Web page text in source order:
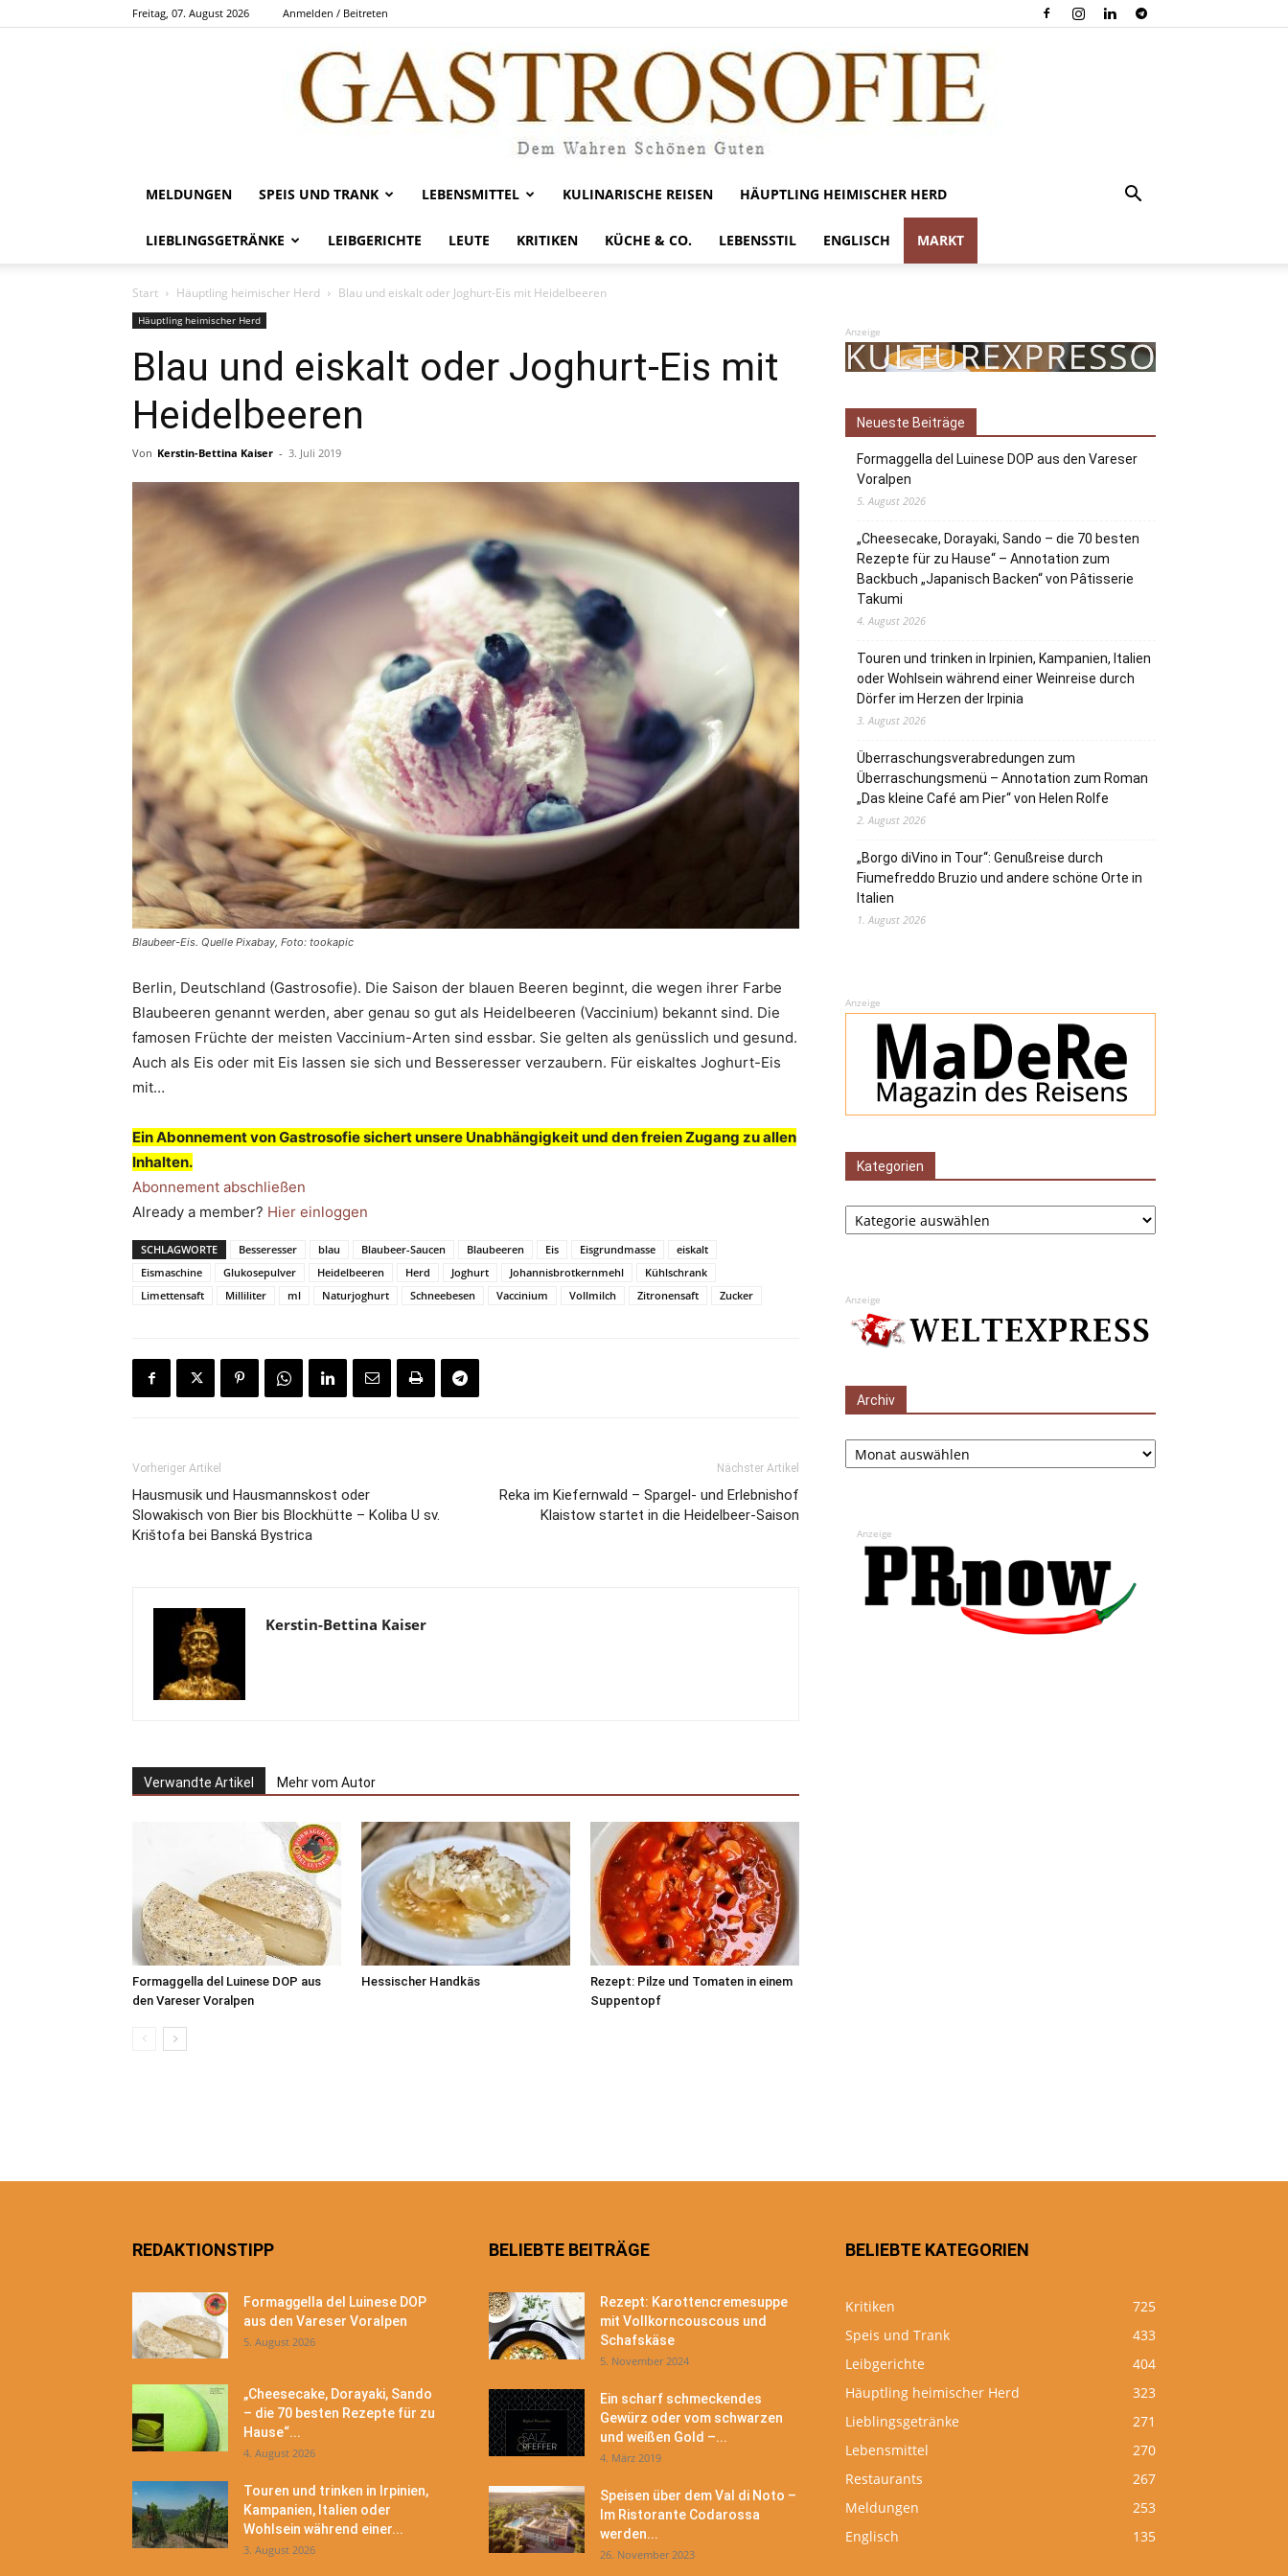
Freitag, 07. August 2026 Anmelden / Beitreten
Gastrosofie
MELDUNGEN SPEIS UND TRANK LEBENSMITTEL KULINARISCHE REISEN HÄUPTLING HEIMISCHER HERD
LIEBLINGSGETRÄNKE LEIBGERICHTE LEUTE KRITIKEN KÜCHE & CO. LEBENSSTIL ENGLISCH MARKT
Start Häuptling heimischer Herd Blau und eiskalt oder Joghurt-Eis mit Heidelbeeren
Häuptling heimischer Herd
Blau und eiskalt oder Joghurt-Eis mit
Heidelbeeren
Von Kerstin-Bettina Kaiser - 3. Juli 2019
Blaubeer-Eis. Quelle Pixabay, Foto: tookapic
Berlin, Deutschland (Gastrosofie). Die Saison der blauen Beeren beginnt, die wegen ihrer Farbe
Blaubeeren genannt werden, aber genau so gut als Heidelbeeren (Vaccinium) bekannt sind. Die
famosen Früchte der meisten Vaccinium-Arten sind essbar. Sie gelten als genüsslich und gesund.
Auch als Eis oder mit Eis lassen sie sich und Besseresser verzaubern. Für eiskaltes Joghurt-Eis
mit…
Ein Abonnement von Gastrosofie sichert unsere Unabhängigkeit und den freien Zugang zu allen
Inhalten.
Abonnement abschließen
Already a member? Hier einloggen
SCHLAGWORTE Besseresser blau Blaubeer-Saucen Blaubeeren Eis Eisgrundmasse
eiskalt
Eismaschine
Glukosepulver Heidelbeeren Herd Joghurt Johannisbrotkernmehl
Kühlschrank
Limettensaft
Milliliter ml Naturjoghurt Schneebesen Vaccinium Vollmilch Zitronensaft Zucker
Vorheriger Artikel
Hausmusik und Hausmannskost oder
Slowakisch von Bier bis Blockhütte – Koliba U sv.
Krištofa bei Banská Bystrica
Nächster Artikel
Reka im Kiefernwald – Spargel- und Erlebnishof
Klaistow startet in die Heidelbeer-Saison
Kerstin-Bettina Kaiser
Verwandte Artikel Mehr vom Autor
Formaggella del Luinese DOP aus
den Vareser Voralpen
Hessischer Handkäs
Rezept: Pilze und Tomaten in einem
Suppentopf
Anzeige
Neueste Beiträge
Formaggella del Luinese DOP aus den Vareser
Voralpen
5. August 2026
„Cheesecake, Dorayaki, Sando – die 70 besten
Rezepte für zu Hause“ – Annotation zum
Backbuch „Japanisch Backen“ von Pâtisserie
Takumi
4. August 2026
Touren und trinken in Irpinien, Kampanien, Italien
oder Wohlsein während einer Weinreise durch
Dörfer im Herzen der Irpinia
3. August 2026
Überraschungsverabredungen zum
Überraschungsmenü – Annotation zum Roman
„Das kleine Café am Pier“ von Helen Rolfe
2. August 2026
„Borgo diVino in Tour“: Genußreise durch
Fiumefreddo Bruzio und andere schöne Orte in
Italien
1. August 2026
Anzeige
Kategorien
Kategorien
Anzeige
Archiv
Archiv
Anzeige
REDAKTIONSTIPP
Formaggella del Luinese DOP
aus den Vareser Voralpen
5. August 2026
„Cheesecake, Dorayaki, Sando
– die 70 besten Rezepte für zu
Hause“...
4. August 2026
Touren und trinken in Irpinien,
Kampanien, Italien oder
Wohlsein während einer...
3. August 2026
BELIEBTE BEITRÄGE
Rezept: Karottencremesuppe
mit Vollkorncouscous und
Schafskäse
5. November 2024
Ein scharf schmeckendes
Gewürz oder vom schwarzen
und weißen Gold –...
4. März 2019
Speisen über dem Val di Noto –
Im Ristorante Codarossa
werden...
26. November 2023
BELIEBTE KATEGORIEN
Kritiken
725
Speis und Trank
433
Leibgerichte
404
Häuptling heimischer Herd
323
Lieblingsgetränke
271
Lebensmittel
270
Restaurants
267
Meldungen
253
Englisch
135